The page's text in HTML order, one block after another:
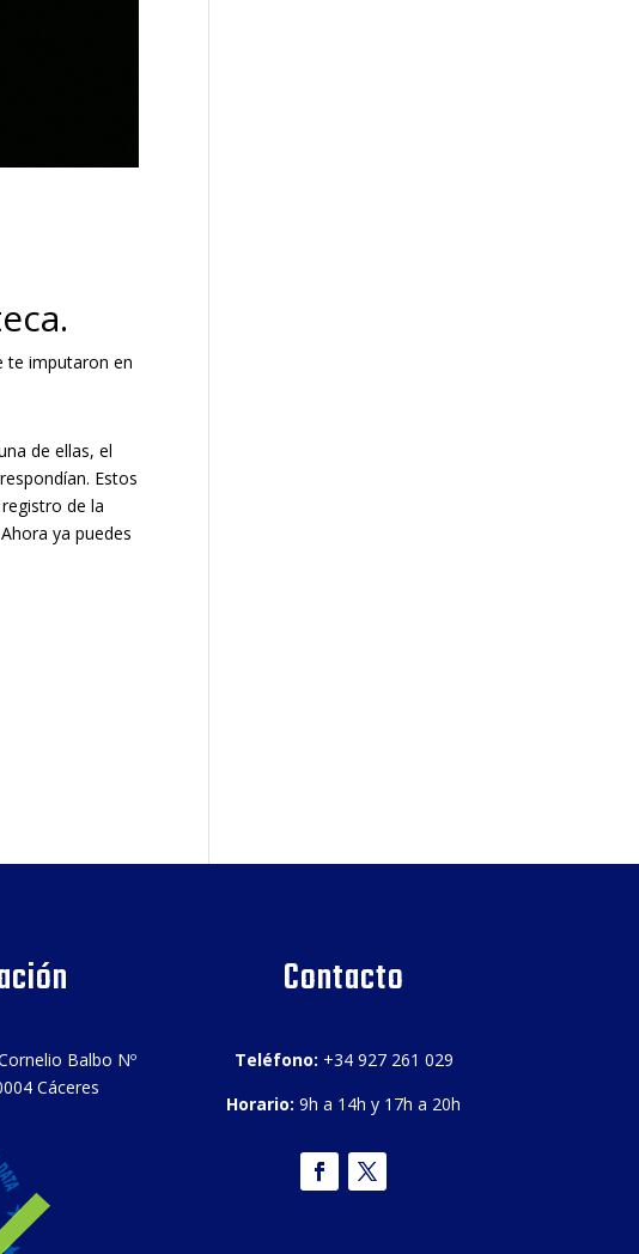
te imputaron en
de ellas, el
Estos
de la
ya puedes
Balbo Nº
Cáceres
Contacto
Teléfono: +34 927 261 029
Horario: 9h a 14h y 17h a 20h